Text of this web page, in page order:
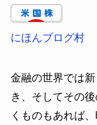
にほんブログ村
金融の世界では
き、そしてその
くものもあれば